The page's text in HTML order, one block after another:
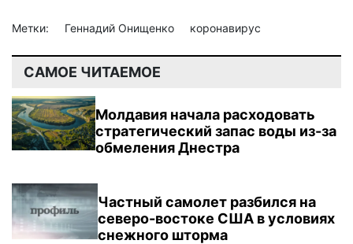
Метки: Геннадий Онищенко коронавирус
САМОЕ ЧИТАЕМОЕ
Молдавия начала расходовать
стратегический запас воды из-за
обмеления Днестра
Частный самолет разбился на
северо-востоке США в условиях
снежного шторма